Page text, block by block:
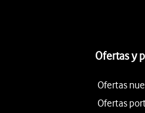
Ofertas y
Ofertas
Ofertas